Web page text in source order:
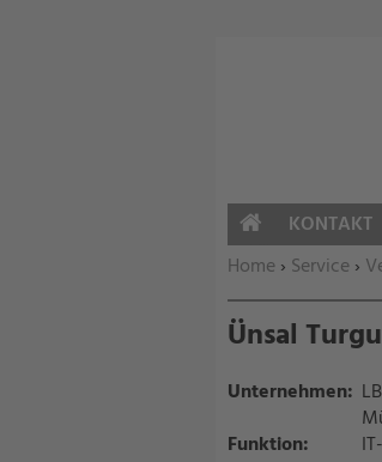
Sie befinden sich
Home › Service ›
Ünsal
Unternehmen:
Funktion:
HOME
KONTAKT